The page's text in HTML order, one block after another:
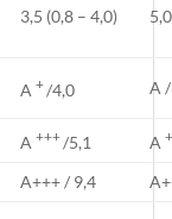
3,5 (0,8 – 4,0)
A+/4,0 A
A+++/5,1 A
A+++ / 9,4